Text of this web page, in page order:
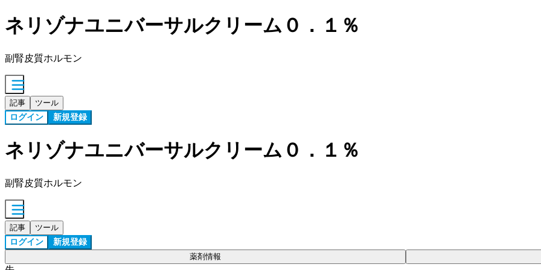
ネリゾナユニバーサルクリーム０．１％
副腎皮質ホルモン
記事 ツール
ログイン 新規登録
ネリゾナユニバーサルクリーム０．１％
副腎皮質ホルモン
記事 ツール
ログイン 新規登録
薬剤情報